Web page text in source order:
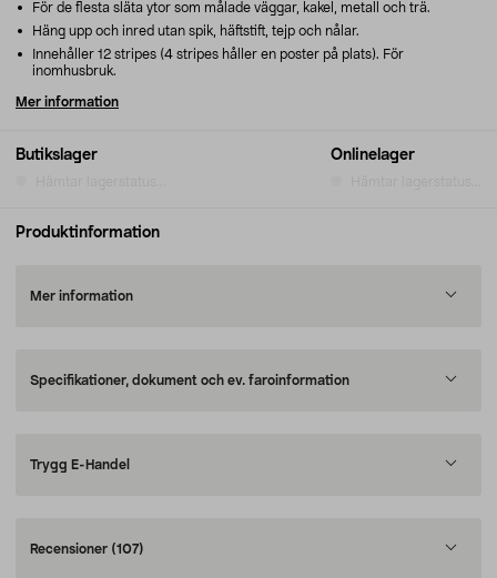
Butikslager Onlinelager
För de flesta släta ytor som målade väggar, kakel, metall och trä.
Häng upp och inred utan spik, häftstift, tejp och nålar.
Innehåller 12 stripes (4 stripes håller en poster på plats). För
inomhusbruk.
Mer information
Produktinformation
Mer information
Specifikationer, dokument och ev. faroinformation
Trygg E-Handel
Recensioner (107)